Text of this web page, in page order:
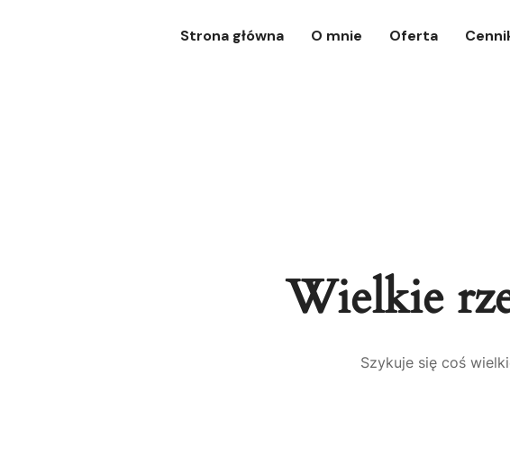
Strona główna O mnie Oferta
Wielkie
Szykuje się coś